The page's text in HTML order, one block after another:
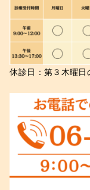
休診日：第３木曜日